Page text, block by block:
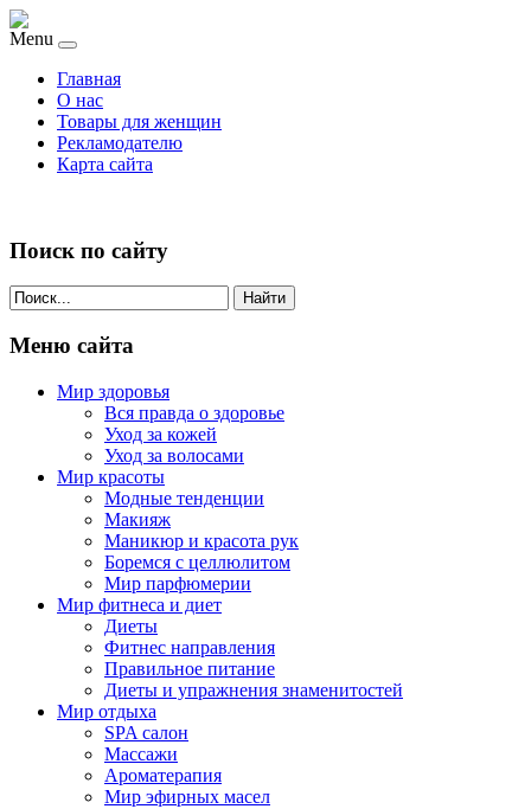
Menu
Главная
О нас
Товары для женщин
Рекламодателю
Карта сайта
Поиск по сайту
Найти
Меню сайта
Мир здоровья
Вся правда о здоровье
Уход за кожей
Уход за волосами
Мир красоты
Модные тенденции
Макияж
Маникюр и красота рук
Боремся с целлюлитом
Мир парфюмерии
Мир фитнеса и диет
Диеты
Фитнес направления
Правильное питание
Диеты и упражнения знаменитостей
Мир отдыха
SPA салон
Массажи
Ароматерапия
Мир эфирных масел